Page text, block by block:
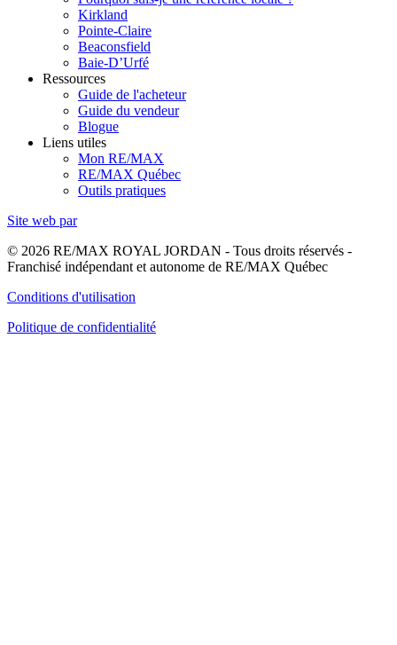
Kirkland
Pointe-Claire
Beaconsfield
Baie-D’Urfé
Ressources
Guide de l'acheteur
Guide du vendeur
Blogue
Liens utiles
Mon RE/MAX
RE/MAX Québec
Outils pratiques
Site web par
© 2026 RE/MAX ROYAL JORDAN - Tous droits réservés -
Franchisé indépendant et autonome de RE/MAX Québec
Conditions d'utilisation
Politique de confidentialité